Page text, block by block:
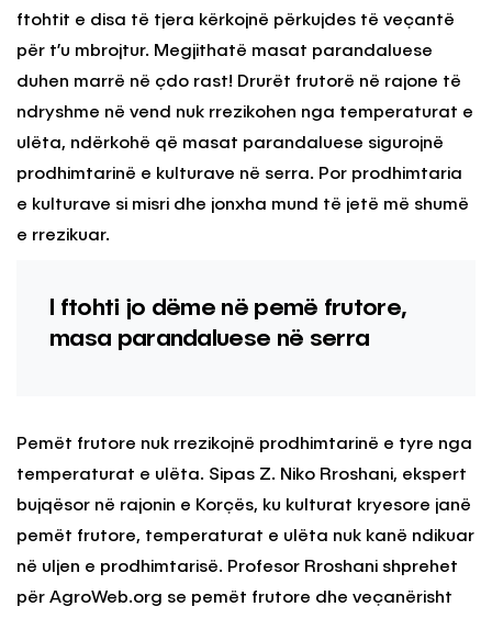
ftohtit e disa të tjera kërkojnë përkujdes të veçantë
për t’u mbrojtur. Megjithatë masat parandaluese
duhen marrë në çdo rast! Drurët frutorë në rajone të
ndryshme në vend nuk rrezikohen nga temperaturat e
ulëta, ndërkohë që masat parandaluese sigurojnë
prodhimtarinë e kulturave në serra. Por prodhimtaria
e kulturave si misri dhe jonxha mund të jetë më shumë
e rrezikuar.
I ftohti jo dëme në pemë frutore,
masa parandaluese në serra
Pemët frutore nuk rrezikojnë prodhimtarinë e tyre nga
temperaturat e ulëta. Sipas Z. Niko Rroshani, ekspert
bujqësor në rajonin e Korçës, ku kulturat kryesore janë
pemët frutore, temperaturat e ulëta nuk kanë ndikuar
në uljen e prodhimtarisë. Profesor Rroshani shprehet
për AgroWeb.org se pemët frutore dhe veçanërisht